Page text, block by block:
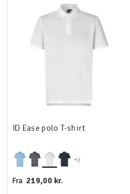
+2
ID Ease polo T-shirt
Fra 219,00 kr.